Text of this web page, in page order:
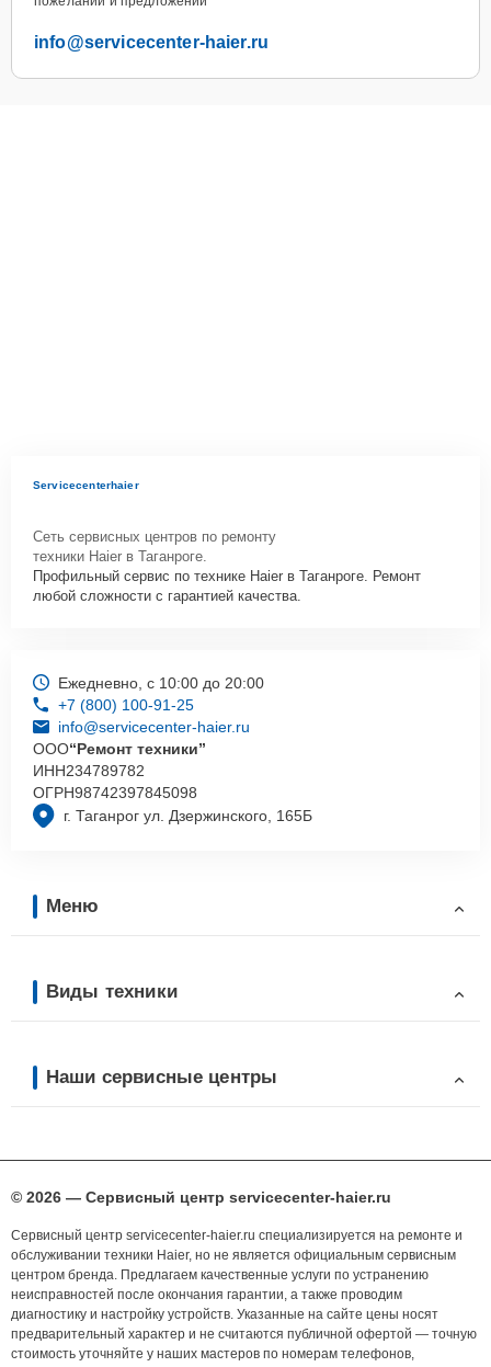
info@servicecenter-haier.ru
Servicecenterhaier
Сеть сервисных центров по ремонту
техники Haier в Таганроге.
Профильный сервис по технике Haier в Таганроге. Ремонт
любой сложности с гарантией качества.
г. Таганрог ул. Дзержинского, 165Б
Ежедневно, с 10:00 до 20:00
+7 (800) 100-91-25
info@servicecenter-haier.ru
ООО“Ремонт техники”
ИНН234789782
ОГРН98742397845098
Меню
Виды техники
Наши сервисные центры
© 2026 — Сервисный центр servicecenter-haier.ru
Сервисный центр servicecenter-haier.ru специализируется на ремонте и
обслуживании техники Haier, но не является официальным сервисным
центром бренда. Предлагаем качественные услуги по устранению
неисправностей после окончания гарантии, а также проводим
диагностику и настройку устройств. Указанные на сайте цены носят
предварительный характер и не считаются публичной офертой — точную
стоимость уточняйте у наших мастеров по номерам телефонов,